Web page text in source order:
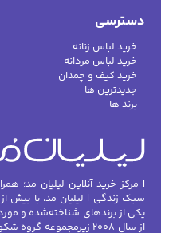
دسترسی
خرید لباس زنانه
خرید لباس مردانه
خرید کیف و چمدان
جدیدترین ها
برند ها
| مرکز خرید آنلاین لیلیان مد؛
یکی از برندهای شناخته‌شده و